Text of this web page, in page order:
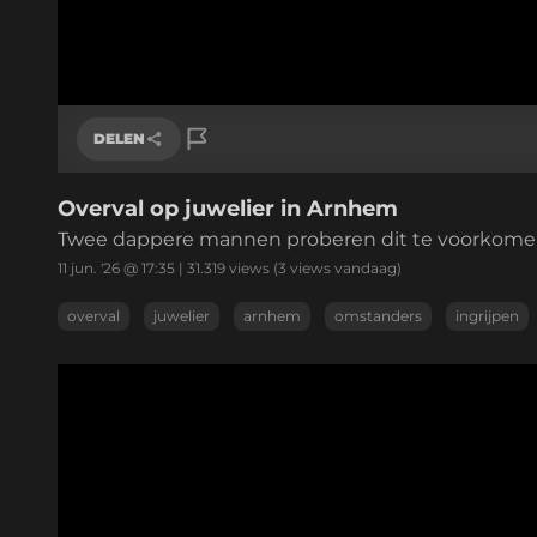
DELEN
Link kopiëren
Overval op juwelier in Arnhem
Twee dappere mannen proberen dit te
11 jun. '26 @ 17:35 | 31.319 views (3 views vandaag)
overval juwelier arnhem omstanders ingrijpen